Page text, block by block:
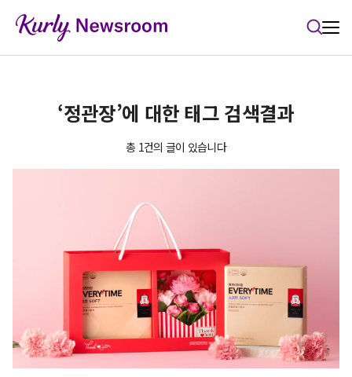
‘정관장’에 대한 태그 검색결과
총 1건의 글이 있습니다